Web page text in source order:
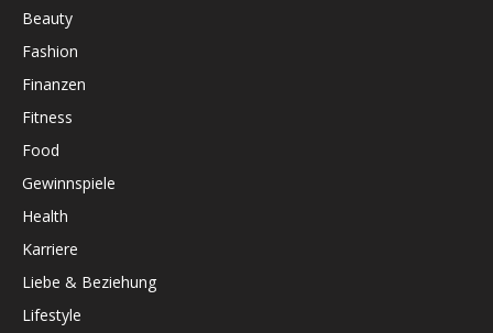
Beauty
Fashion
Finanzen
Fitness
Food
Gewinnspiele
Health
Karriere
Liebe & Beziehung
Lifestyle